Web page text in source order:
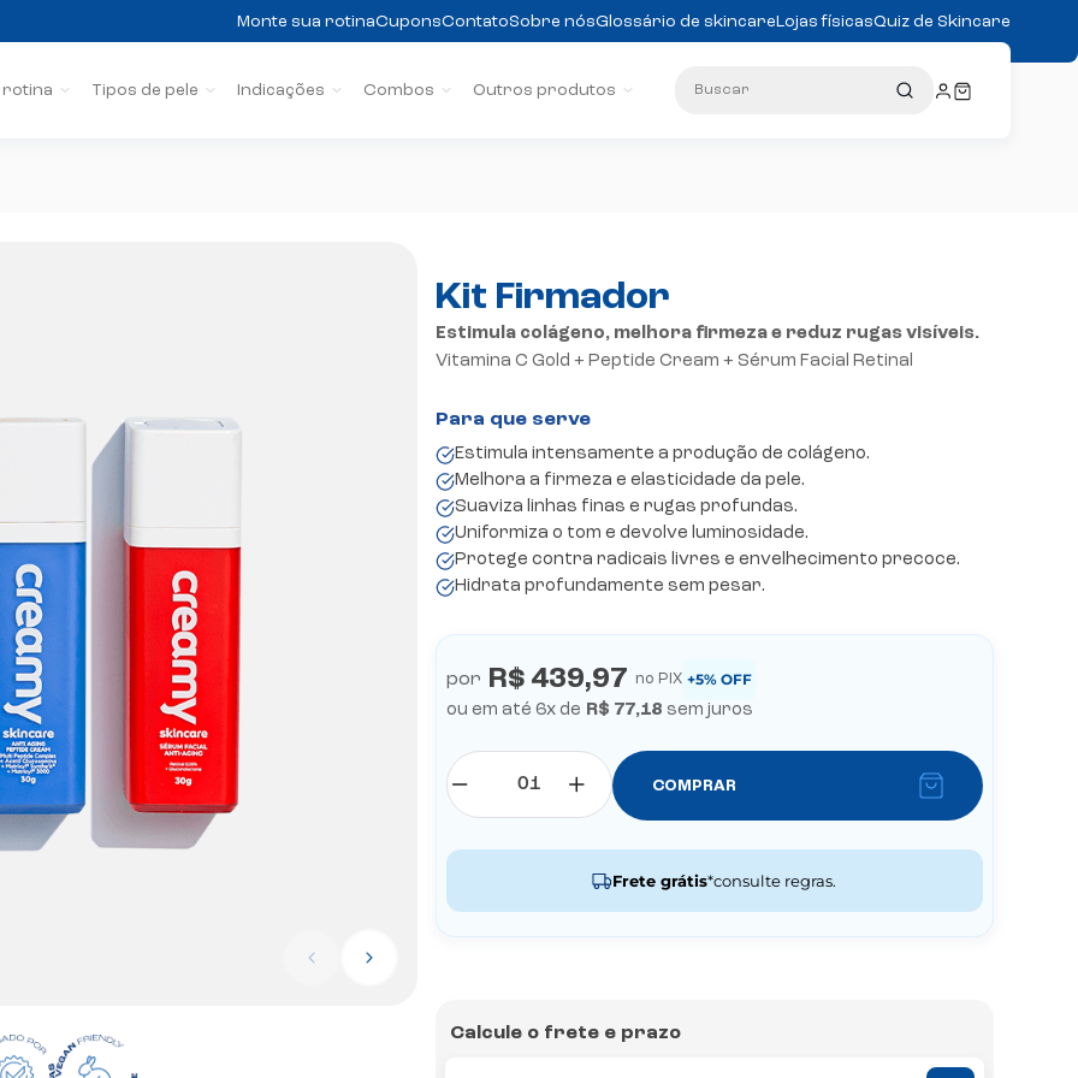
Monte sua rotinaCuponsContatoSobre nósGlossário de skincare Lojas físicasQuiz de Skincare
rotina Tipos de pele Indicações Combos Outros produtos Buscar
Kit Firmador
Estimula colágeno, melhora firmeza e reduz rugas visíveis.
Vitamina C Gold + Peptide Cream + Sérum Facial Retinal
Estimula intensamente a produção de colágeno.
Melhora a firmeza e elasticidade da pele.
Suaviza linhas finas e rugas profundas.
Uniformiza o tom e devolve luminosidade.
Protege contra radicais livres e envelhecimento precoce.
Hidrata profundamente sem pesar.
por R$ 439,97 no PIX +5% OFF
ou em até 6x de R$ 77,18 sem juros
COMPRAR
Frete grátis*consulte regras.
Calcule o frete e prazo